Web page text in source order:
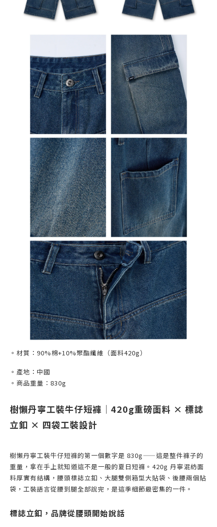
。材質：90%棉+10%聚酯纖維 （面料420g）
。產地：中國
。商品重量：830g
樹懶丹寧工裝牛仔短褲｜420g重磅面料 × 標誌
立釦 × 四袋工裝設計
樹懶丹寧工裝牛仔短褲的第一個數字是 830g——這是整件褲子的
重量，拿在手上就知道這不是一般的夏日短褲。420g 丹寧混紡面
料厚實有結構，腰頭標誌立釦、大腿雙側箱型大貼袋、後腰兩個貼
袋，工裝語言從腰到腿全部說完，是這季細節最密集的一件。
標誌立釦，品牌從腰頭開始說話